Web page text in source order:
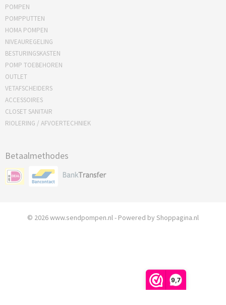
9,7
POMPEN
POMPPUTTEN
HOMA POMPEN
NIVEAUREGELING
BESTURINGSKASTEN
POMP TOEBEHOREN
OUTLET
VETAFSCHEIDERS
ACCESSOIRES
CLOSET SANITAIR
RIOLERING / AFVOERTECHNIEK
Betaalmethodes
© 2026 www.sendpompen.nl - Powered by Shoppagina.nl